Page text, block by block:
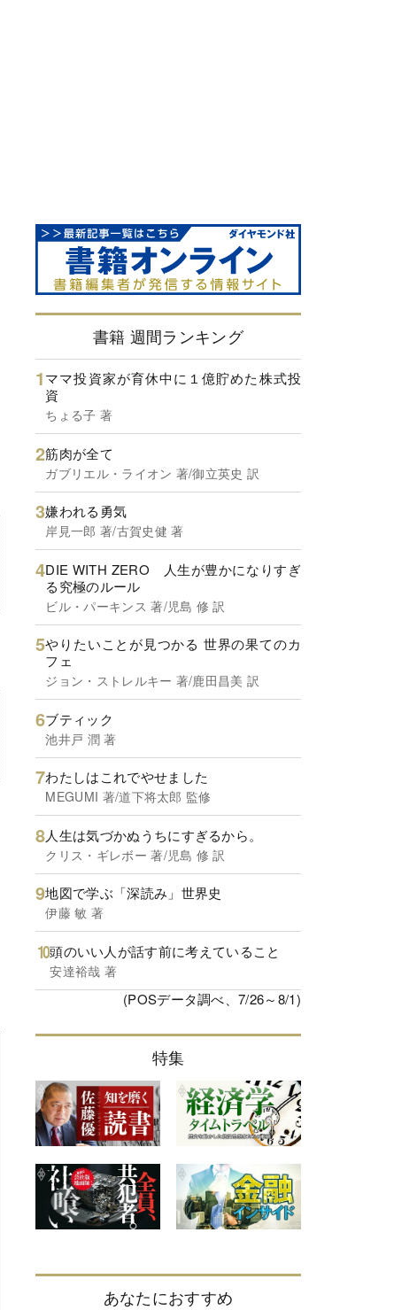
書籍 週間ランキング
ママ投資家が育休中に１億貯めた株式投
資
ちょる子 著
筋肉が全て
ガブリエル・ライオン 著/御立英史 訳
嫌われる勇気
岸見一郎 著/古賀史健 著
DIE WITH ZERO 人生が豊かになりすぎ
る究極のルール
ビル・パーキンス 著/児島 修 訳
やりたいことが見つかる 世界の果てのカ
フェ
ジョン・ストレルキー 著/鹿田昌美 訳
ブティック
池井戸 潤 著
わたしはこれでやせました
MEGUMI 著/道下将太郎 監修
人生は気づかぬうちにすぎるから。
クリス・ギレボー 著/児島 修 訳
地図で学ぶ「深読み」世界史
伊藤 敏 著
頭のいい人が話す前に考えていること
安達裕哉 著
(POSデータ調べ、7/26～8/1)
特集
あなたにおすすめ